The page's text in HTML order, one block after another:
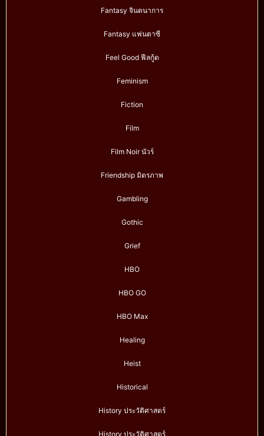
Fantasy จินตนาการ
Fantasy แฟนตาซี
Feel Good ฟีลกู้ด
Feminism
Fiction
Film
Film Noir นัวร์
Friendship มิตรภาพ
Gambling
Gothic
Grief
HBO
HBO GO
HBO Max
Healing
Heist
Historical
History ประวัติศาสตร์
History ประวัติศาสตร์